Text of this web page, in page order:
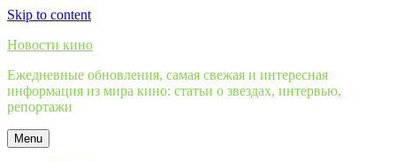
Skip to content
Новости кино
Ежедневные обновления, самая свежая и интересная
информация из мира кино: статьи о звездах, интервью,
репортажи
Menu